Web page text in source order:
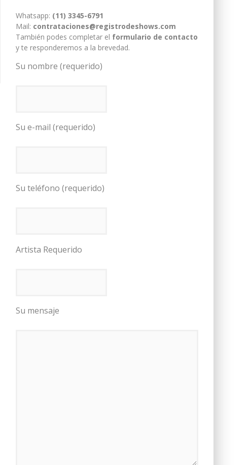
Whatsapp: (11) 3345-6791
Mail: contrataciones@registrodeshows.com
También podes completar el formulario de contacto
y te responderemos a la brevedad.
Su nombre (requerido)
Su e-mail (requerido)
Su teléfono (requerido)
Artista Requerido
Su mensaje